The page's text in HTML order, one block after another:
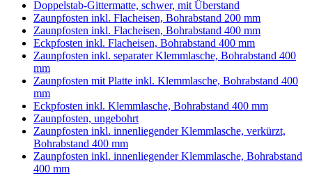
Doppelstab-Gittermatte, schwer, mit Überstand
Zaunpfosten inkl. Flacheisen, Bohrabstand 200 mm
Zaunpfosten inkl. Flacheisen, Bohrabstand 400 mm
Eckpfosten inkl. Flacheisen, Bohrabstand 400 mm
Zaunpfosten inkl. separater Klemmlasche, Bohrabstand 400
mm
Zaunpfosten mit Platte inkl. Klemmlasche, Bohrabstand 400
mm
Eckpfosten inkl. Klemmlasche, Bohrabstand 400 mm
Zaunpfosten, ungebohrt
Zaunpfosten inkl. innenliegender Klemmlasche, verkürzt,
Bohrabstand 400 mm
Zaunpfosten inkl. innenliegender Klemmlasche, Bohrabstand
400 mm